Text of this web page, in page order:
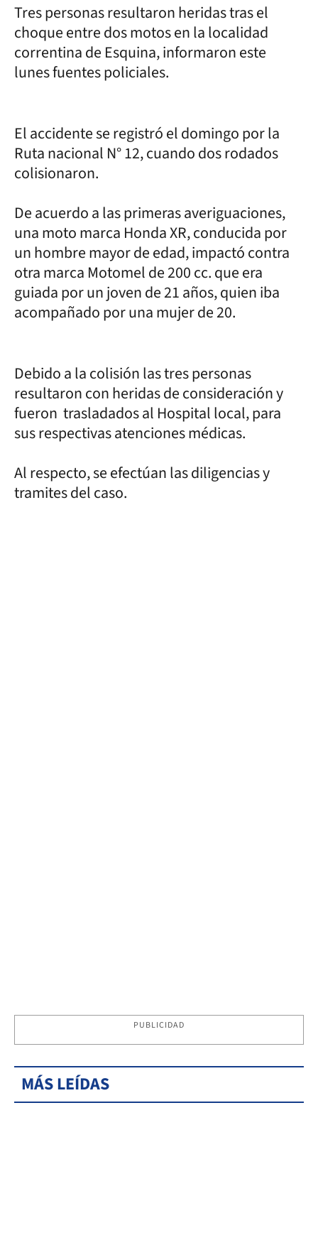
Tres personas resultaron heridas tras el
choque entre dos motos en la localidad
correntina de Esquina, informaron este
lunes fuentes policiales.
El accidente se registró el domingo por la
Ruta nacional N° 12, cuando dos rodados
colisionaron.
De acuerdo a las primeras averiguaciones,
una moto marca Honda XR, conducida por
un hombre mayor de edad, impactó contra
otra marca Motomel de 200 cc. que era
guiada por un joven de 21 años, quien iba
acompañado por una mujer de 20.
Debido a la colisión las tres personas
resultaron con heridas de consideración y
fueron trasladados al Hospital local, para
sus respectivas atenciones médicas.
Al respecto, se efectúan las diligencias y
tramites del caso.
PUBLICIDAD
MÁS LEÍDAS